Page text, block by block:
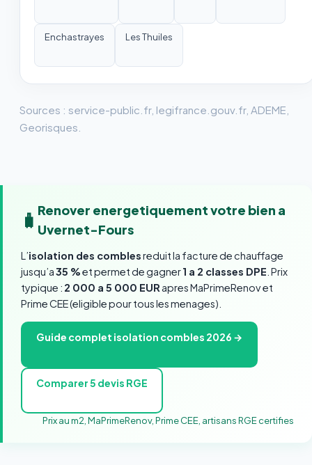
Enchastrayes Les Thuiles
Sources : service-public.fr, legifrance.gouv.fr, ADEME,
Georisques.
🧳 Renover energetiquement votre bien a
Uvernet-Fours
L’isolation des comblesreduit la facture de chauffage
jusqu’a35 %et permet de gagner1 a 2 classes DPE . Prix
typique : 2 000 a 5 000 EUR apres MaPrimeRenov et
Prime CEE (eligible pour tous les menages).
Guide complet isolation combles 2026 →
Comparer 5 devis RGE
Prix au m2, MaPrimeRenov, Prime CEE, artisans RGE certifies